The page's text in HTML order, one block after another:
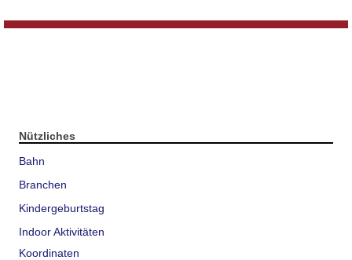
Nützliches
Bahn
Branchen
Kindergeburtstag
Indoor Aktivitäten
Koordinaten